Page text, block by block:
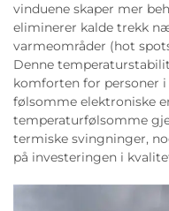
vinduene skaper mer
eliminerer kalde trekk
varmeområder (hot
Denne
komforten for personer
følsomme elektroniske
temperaturfølsomme
termiske svingninger,
på investeringen i